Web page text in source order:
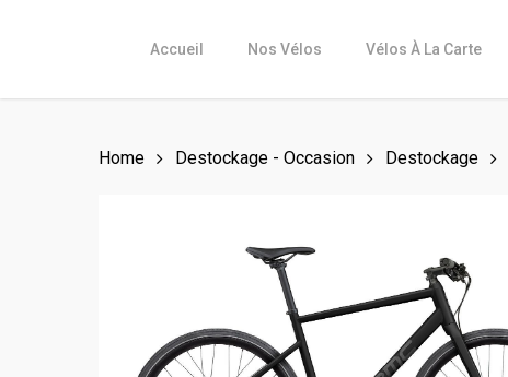
Accueil Nos Vélos Vélos À La Carte
Home Destockage - Occasion Destockage